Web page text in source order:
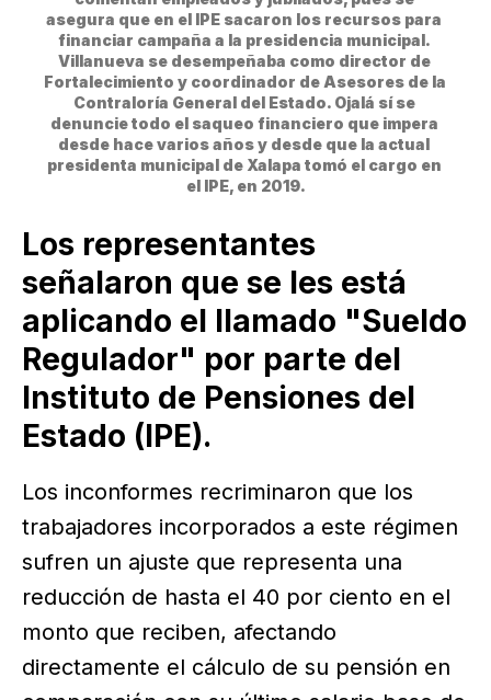
asegura que en el IPE sacaron los recursos para
financiar campaña a la presidencia municipal.
Villanueva se desempeñaba como director de
Fortalecimiento y coordinador de Asesores de la
Contraloría General del Estado. Ojalá sí se
denuncie todo el saqueo financiero que impera
desde hace varios años y desde que la actual
presidenta municipal de Xalapa tomó el cargo en
el IPE, en 2019.
Los representantes
señalaron que se les está
aplicando el llamado "Sueldo
Regulador" por parte del
Instituto de Pensiones del
Estado (IPE).
Los inconformes recriminaron que los
trabajadores incorporados a este régimen
sufren un ajuste que representa una
reducción de hasta el 40 por ciento en el
monto que reciben, afectando
directamente el cálculo de su pensión en